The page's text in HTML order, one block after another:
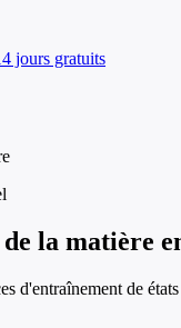
jours gratuits
la matière
d'entraînement de